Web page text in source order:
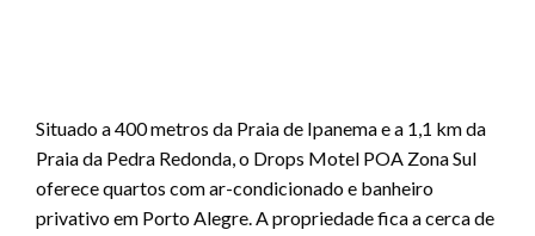
Situado a 400 metros da Praia de Ipanema e a 1,1 km da
Praia da Pedra Redonda, o Drops Motel POA Zona Sul
oferece quartos com ar-condicionado e banheiro
privativo em Porto Alegre. A propriedade fica a cerca de